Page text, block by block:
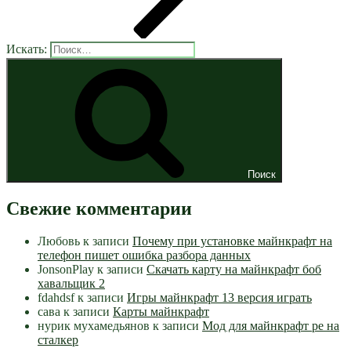
Искать:
Поиск
Свежие комментарии
Любовь к записи Почему при установке майнкрафт на
телефон пишет ошибка разбора данных
JonsonPlay к записи Скачать карту на майнкрафт боб
хавальщик 2
fdahdsfк записи Игры майнкрафт 13 версия играть
сава к записи Карты майнкрафт
нурик мухамедьянов к записи Мод для майнкрафт pe на
сталкер